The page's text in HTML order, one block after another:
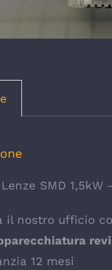
SMD 1,5kW
il nostro ufficio
12 mesi